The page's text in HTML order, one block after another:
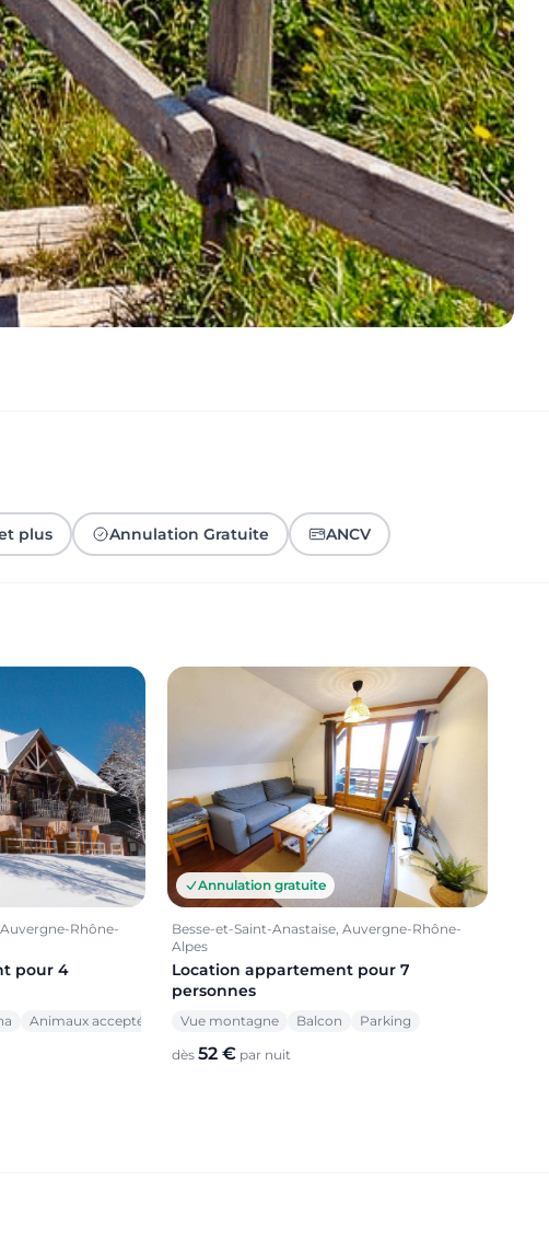
plus Annulation Gratuite ANCV
Rhône-
pour 4
Animaux acceptés
Annulation gratuite
Besse-et-Saint-Anastaise, Auvergne-Rhône-
Alpes
Location appartement pour 7
personnes
Vue montagne Balcon Parking
dès 52 € par nuit